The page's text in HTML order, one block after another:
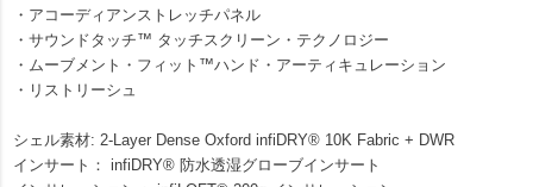
・アコーディアンストレッチパネル
・サウンドタッチ™ タッチスクリーン・テクノロジー
・ムーブメント・フィット™ハンド・アーティキュレーション
・リストリーシュ
シェル素材: 2-Layer Dense Oxford infiDRY® 10K Fabric + DWR
インサート： infiDRY® 防水透湿グローブインサート